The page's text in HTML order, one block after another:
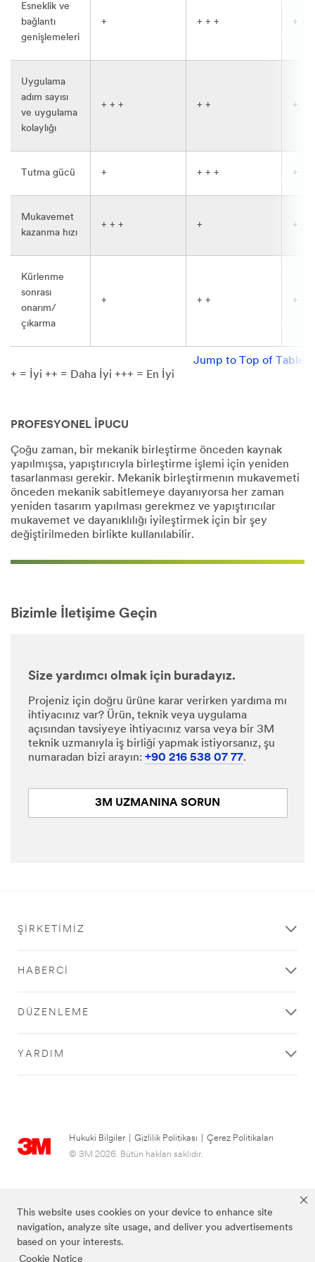
This website uses cookies on your device to enhance site
navigation, analyze site usage, and deliver you advertisements
based on your interests.
Cookie Notice
Esneklik ve
bağlantı
genişlemeleri
+ + + + + +
Uygulama
adım sayısı
ve uygulama
kolaylığı
+ + + + + +
Tutma gücü + + + + + + +
Mukavemet
kazanma hızı
+ + + + + +
Kürlenme
sonrası
onarım/
çıkarma
+ + + + +
Jump to Top of Table
+ = İyi ++ = Daha İyi +++ = En İyi
PROFESYONEL İPUCU
Çoğu zaman, bir mekanik birleştirme önceden kaynak
yapılmışsa, yapıştırıcıyla birleştirme işlemi için yeniden
tasarlanması gerekir. Mekanik birleştirmenın mukavemeti
önceden mekanik sabitlemeye dayanıyorsa her zaman
yeniden tasarım yapılması gerekmez ve yapıştırıcılar
mukavemet ve dayanıklılığı iyileştirmek için bir şey
değiştirilmeden birlikte kullanılabilir.
Bizimle İletişime Geçin
Size yardımcı olmak için buradayız.
Projeniz için doğru ürüne karar verirken yardıma mı
ihtiyacınız var? Ürün, teknik veya uygulama
açısından tavsiyeye ihtiyacınız varsa veya bir 3M
teknik uzmanıyla iş birliği yapmak istiyorsanız, şu
numaradan bizi arayın: +90 216 538 07 77.
3M UZMANINA SORUN
ŞIRKETIMIZ
HABERCI
DÜZENLEME
YARDIM
Hukuki Bilgiler Gizlilik Politikası
Çerez Politikaları
© 3M 2026. Bütün hakları saklıdır.